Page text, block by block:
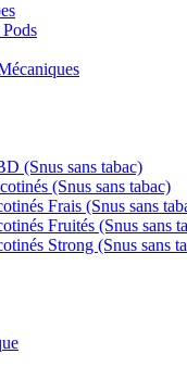
(Snus sans tabac)
(Snus sans tabac)
Frais (Snus sans
Fruités (Snus sans
Strong (Snus sans